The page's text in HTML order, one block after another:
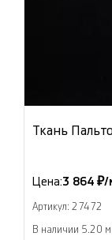
Ткань
Цена:3 864 ₽/
Артикул: 27472
В наличии 5.20 м